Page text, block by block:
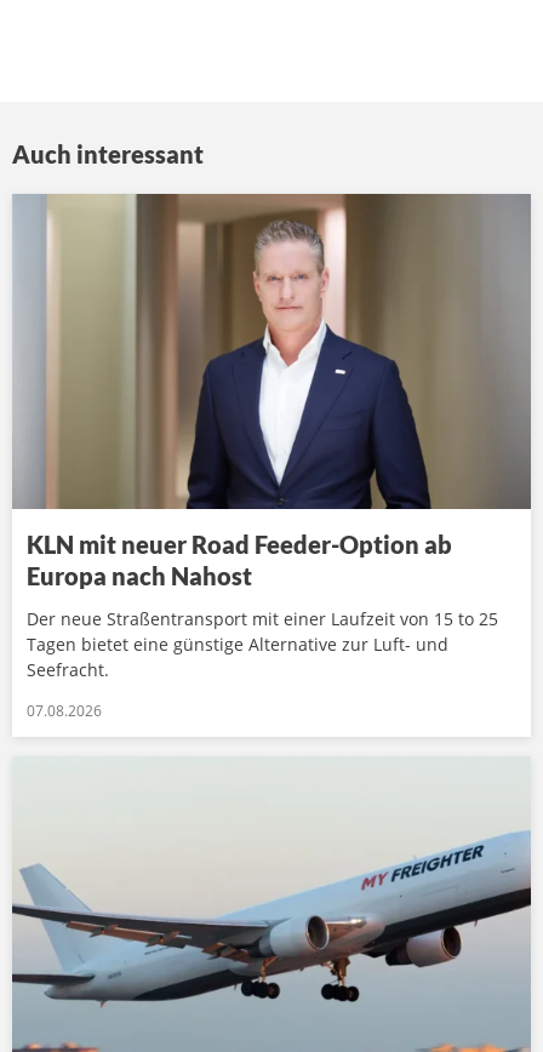
Auch interessant
KLN mit neuer Road Feeder-Option ab
Europa nach Nahost
Der neue Straßentransport mit einer Laufzeit von 15 to 25
Tagen bietet eine günstige Alternative zur Luft- und
Seefracht.
07.08.2026